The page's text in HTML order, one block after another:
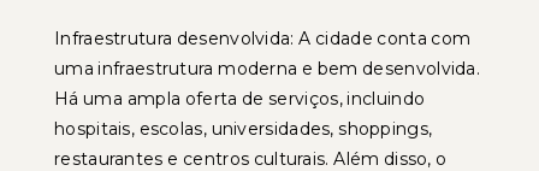
Infraestrutura desenvolvida: A cidade conta com
uma infraestrutura moderna e bem desenvolvida.
Há uma ampla oferta de serviços, incluindo
hospitais, escolas, universidades, shoppings,
restaurantes e centros culturais. Além disso, o